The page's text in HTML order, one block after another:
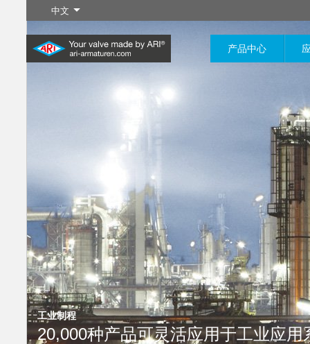
中文
产品中心
了解更多
截断
了解更多
20,000种产品可灵活应用于工
业应用系统
了解更多
200,000种型号可应用于化学
工程领域，产品解决方案可满
足您个性化的定制需求
了解更多
工业制程
20,000种产品可灵活应用于工业应用